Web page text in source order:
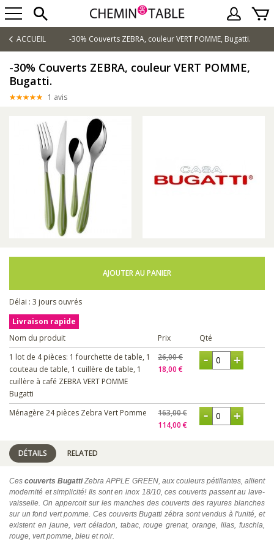
ACCUEIL -30% Couverts ZEBRA, couleur VERT POMME, Bugatti.
-30% Couverts ZEBRA, couleur VERT POMME,
Bugatti.
1 avis
AJOUTER AU PANIER
Délai : 3 jours ouvrés
Livraison rapide
Nom du produit
Prix
Qté
1 lot de 4 pièces: 1 fourchette de table, 1
couteau de table, 1 cuillère de table, 1
cuillère à café ZEBRA VERT POMME
Bugatti
26,00 €
18,00 €
Ménagère 24 pièces Zebra Vert Pomme
163,00 €
114,00 €
DÉTAILS RELATED
Cescouverts BugattiZebra APPLE GREEN, aux couleurs pétillantes, allient
modernité et simplicité! Ils sont en inox 18/10, ces couverts passent au lave-
vaisselle. On appercoit sur les manches des couverts des rayures blanches
sur un fond vert pomme. Ces couverts Bugatti zébra sont vendus à l'unité, et
existent en jaune, vert céladon, tabac, rouge grenat, orange, lilas, fuschia,
rouge, vert pomme, bleu et noir.